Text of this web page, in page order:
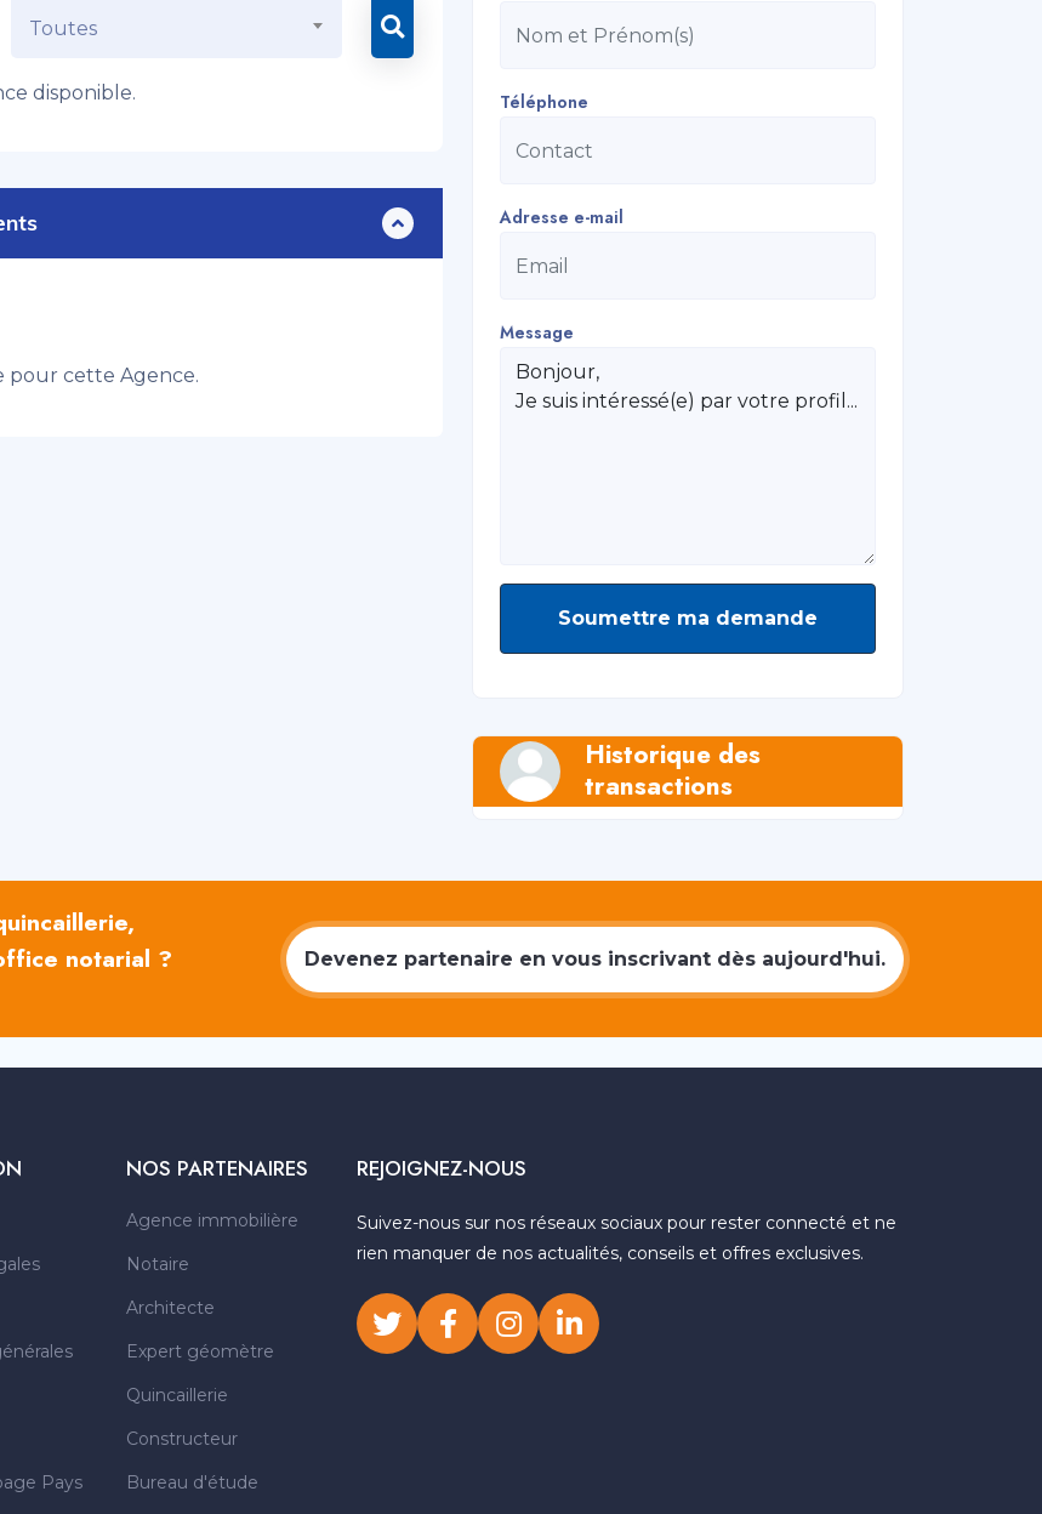
Toutes
disponible.
pour cette Agence.
Téléphone
Adresse e-mail
Message
Soumettre ma demande
Historique des
transactions
notarial ?
Devenez partenaire en vous inscrivant dès aujourd'hui.
Pays
NOS PARTENAIRES
Agence immobilière
Notaire
Architecte
Expert géomètre
Quincaillerie
Constructeur
Bureau d'étude
REJOIGNEZ-NOUS
Suivez-nous sur nos réseaux sociaux pour rester connecté et ne
rien manquer de nos actualités, conseils et offres exclusives.